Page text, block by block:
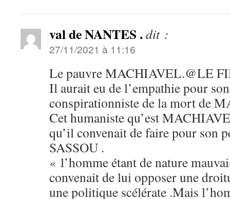
val de NANTES .dit :
27/11/2021 à 11:16
Le pauvre MACHIAVEL.@LE
Il aurait eu de l’empathie pour
conspirationniste de la mort de
Cet humaniste qu’est
qu’il convenait de faire pour son
SASSOU .
« l’homme étant de nature
convenait de lui opposer une
une politique scélérate .Mais